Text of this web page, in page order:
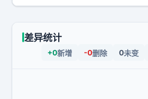
差异统计
+0新增 -0删除 0未变